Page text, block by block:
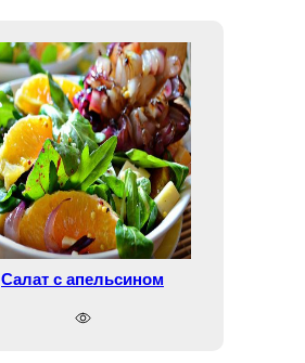
Салат с апельсином